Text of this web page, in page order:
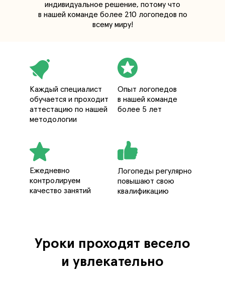
индивидуальное решение, потому что
в нашей команде более 210 логопедов по
всему миру!
Опыт логопедов
в нашей команде
более 5 лет
Ежедневно
контролируем
качество занятий
Логопеды регулярно
повышают свою
квалификацию
Каждый специалист
обучается и проходит
аттестацию по нашей
методологии
Уроки проходят весело
и увлекательно